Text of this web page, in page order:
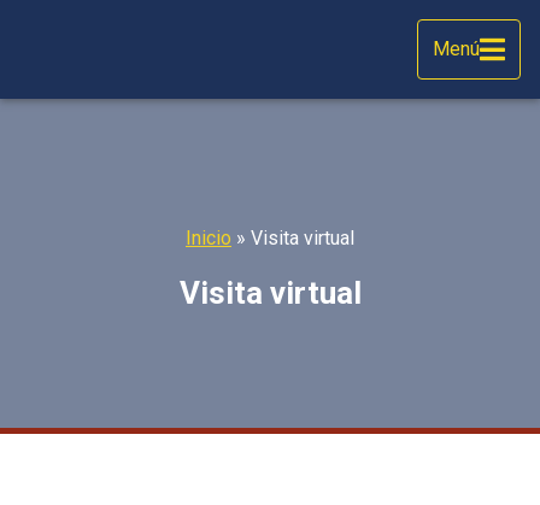
Menú
Inicio » Visita virtual
Visita virtual